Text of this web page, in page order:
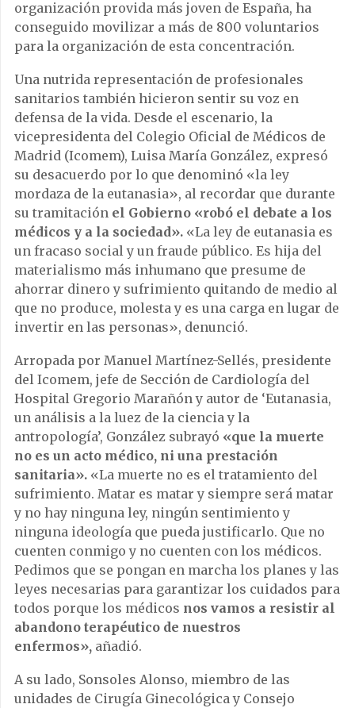
organización provida más joven de España, ha
conseguido movilizar a más de 800 voluntarios
para la organización de esta concentración.
Una nutrida representación de profesionales
sanitarios también hicieron sentir su voz en
defensa de la vida. Desde el escenario, la
vicepresidenta del Colegio Oficial de Médicos de
Madrid (Icomem), Luisa María González, expresó
su desacuerdo por lo que denominó «la ley
mordaza de la eutanasia», al recordar que durante
su tramitación el Gobierno «robó el debate a los
médicos y a la sociedad». «La ley de eutanasia es
un fracaso social y un fraude público. Es hija del
materialismo más inhumano que presume de
ahorrar dinero y sufrimiento quitando de medio al
que no produce, molesta y es una carga en lugar de
invertir en las personas», denunció.
Arropada por Manuel Martínez-Sellés, presidente
del Icomem, jefe de Sección de Cardiología del
Hospital Gregorio Marañón y autor de ‘Eutanasia,
un análisis a la luez de la ciencia y la
antropología’, González subrayó «que la muerte
no es un acto médico, ni una prestación
sanitaria». «La muerte no es el tratamiento del
sufrimiento. Matar es matar y siempre será matar
y no hay ninguna ley, ningún sentimiento y
ninguna ideología que pueda justificarlo. Que no
cuenten conmigo y no cuenten con los médicos.
Pedimos que se pongan en marcha los planes y las
leyes necesarias para garantizar los cuidados para
todos porque los médicos nos vamos a resistir al
abandono terapéutico de nuestros
enfermos», añadió.
A su lado, Sonsoles Alonso, miembro de las
unidades de Cirugía Ginecológica y Consejo